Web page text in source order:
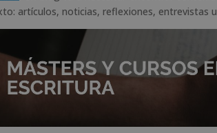
artículos, noticias, reflexiones, entrevistas